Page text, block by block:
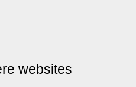
websites